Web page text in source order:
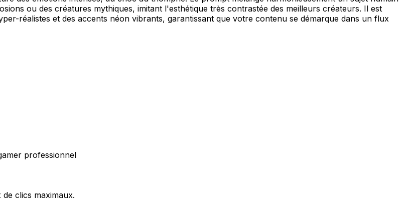
ou des créatures mythiques, imitant l'esthétique très contrastée des meilleurs créateurs. Il est
réalistes et des accents néon vibrants, garantissant que votre contenu se démarque dans un flux
professionnel
clics maximaux.